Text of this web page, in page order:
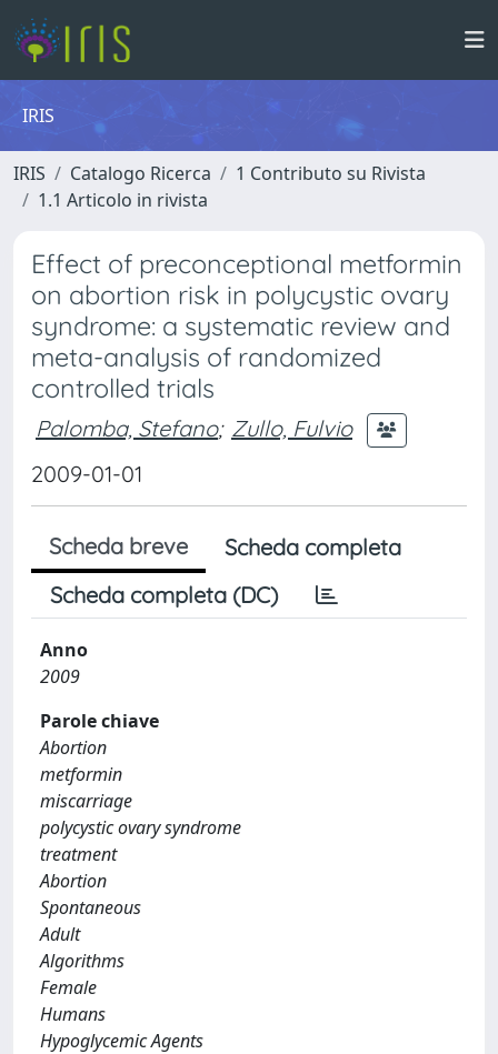
IRIS
IRIS Catalogo Ricerca
1 Contributo su Rivista
1.1 Articolo in rivista
Effect of preconceptional metformin
on abortion risk in polycystic ovary
syndrome: a systematic review and
meta-analysis of randomized
controlled trials
Palomba, Stefano; Zullo, Fulvio
2009-01-01
Scheda breve
Scheda completa
Scheda completa (DC)
Anno
2009
Parole chiave
Abortion
metformin
miscarriage
polycystic ovary syndrome
treatment
Abortion
Spontaneous
Adult
Algorithms
Female
Humans
Hypoglycemic Agents